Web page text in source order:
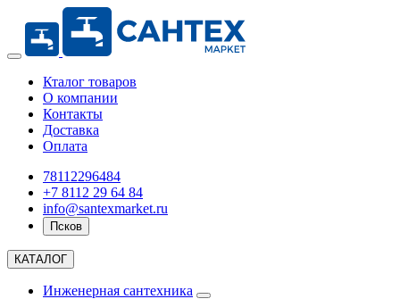
Кталог товаров
О компании
Контакты
Доставка
Оплата
78112296484
+7 8112 29 64 84
info@santexmarket.ru
Псков
КАТАЛОГ
Инженерная сантехника